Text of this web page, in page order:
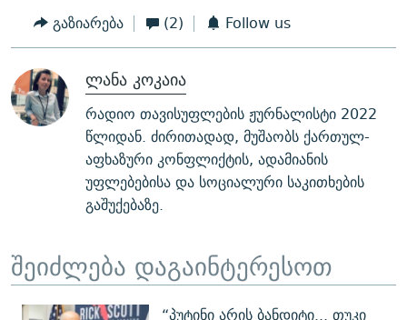
გაზიარება (2) Follow us
ლანა კოკაია
რადიო თავისუფლების ჟურნალისტი 2022
წლიდან. ძირითადად, მუშაობს ქართულ-
აფხაზური კონფლიქტის, ადამიანის
უფლებებისა და სოციალური საკითხების
გაშუქებაზე.
შეიძლება დაგაინტერესოთ
“პუტინი არის ბანდიტი... თუკი